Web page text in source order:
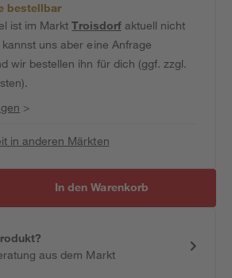
bestellbar
ist im MarktTroisdorfaktuell nicht
uns aber eine Anfrage
wir bestellen ihn für dich (ggf. zzgl.
>
in anderen Märkten
In den Warenkorb
aus dem Markt